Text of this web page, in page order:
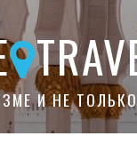
И НЕ ТОЛЬКО